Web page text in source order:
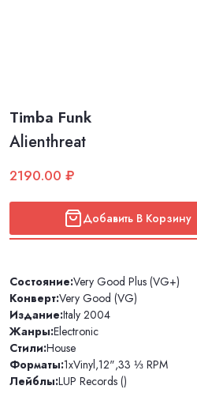
Timba Funk
Alienthreat
2190.00 ₽
Добавить В Корзину
Состояние:Very Good Plus (VG+)
Конверт:Very Good (VG)
Издание:Italy 2004
Жанры:Electronic
Стили:House
Форматы:1xVinyl,12",33 ⅓ RPM
Лейблы:LUP Records ()